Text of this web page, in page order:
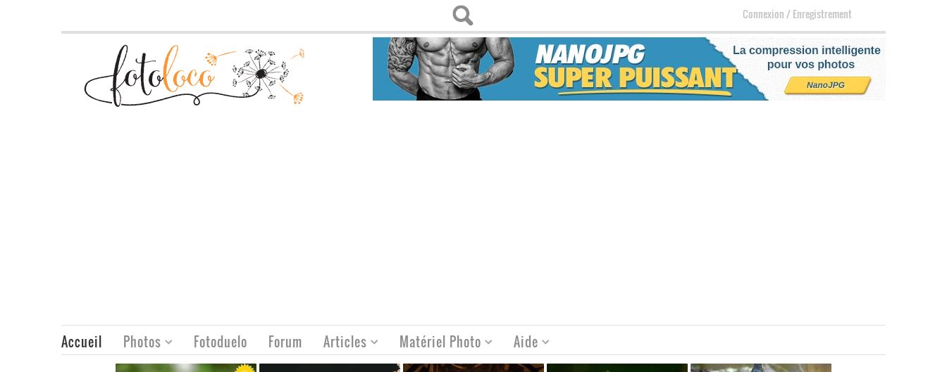
Connexion/Enregistrement
Accueil Photos Fotoduelo Forum Articles Matériel Photo Aide